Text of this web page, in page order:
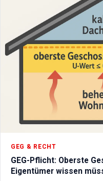
GEG & RECHT
GEG-Pflicht: Oberste
Eigentümer wissen